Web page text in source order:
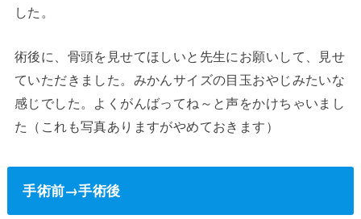
した。
術後に、骨頭を見せてほしいと先生にお願いして、見せ
ていただきました。みかんサイズの目玉おやじみたいな
感じでした。よくがんばってね～と声をかけちゃいまし
た（これも写真ありますがやめておきます）
手術前→手術後